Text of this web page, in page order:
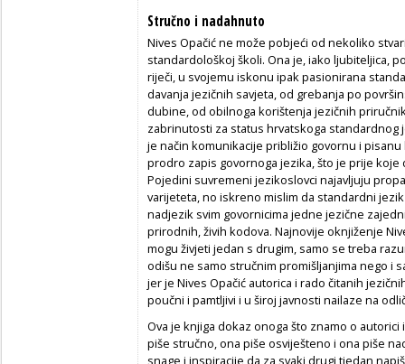
Stručno i nadahnuto
Nives Opačić ne može pobjeći od nekoliko
standardološkoj školi. Ona je, iako ljubiteljica,
riječi, u svojemu iskonu ipak pasionirana
davanja jezičnih savjeta, od grebanja po
dubine, od obilnoga korištenja jezičnih
zabrinutosti za status hrvatskoga
je način komunikacije približio govornu i
prodro zapis govornoga jezika, što je prije
Pojedini suvremeni jezikoslovci najavljuju
varijeteta, no iskreno mislim da standardni
nadjezik svim govornicima jedne jezične
prirodnih, živih kodova. Najnovije oknjiženje
mogu živjeti jedan s drugim, samo se treba
odišu ne samo stručnim promišljanjima nego i
jer je Nives Opačić autorica i rado čitanih
poučni i pamtljivi i u široj javnosti nailaze na
Ova je knjiga dokaz onoga što znamo o
piše stručno, ona piše osviješteno i ona piše